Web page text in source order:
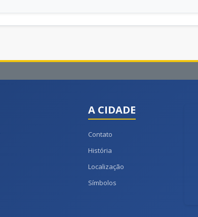
A CIDADE
Contato
História
Localização
Símbolos